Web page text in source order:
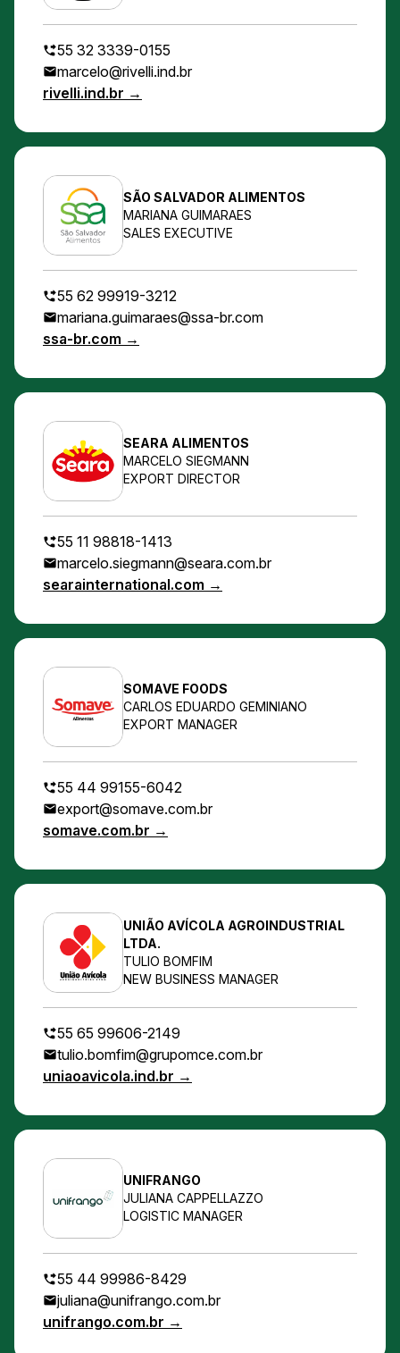
55 32 3339-0155
marcelo@rivelli.ind.br
rivelli.ind.br →
SÃO SALVADOR ALIMENTOS
MARIANA GUIMARAES
SALES EXECUTIVE
55 62 99919-3212
mariana.guimaraes@ssa-br.com
ssa-br.com →
SEARA ALIMENTOS
MARCELO SIEGMANN
EXPORT DIRECTOR
55 11 98818-1413
marcelo.siegmann@seara.com.br
searainternational.com →
SOMAVE FOODS
CARLOS EDUARDO GEMINIANO
EXPORT MANAGER
55 44 99155-6042
export@somave.com.br
somave.com.br →
UNIÃO AVÍCOLA AGROINDUSTRIAL
LTDA.
TULIO BOMFIM
NEW BUSINESS MANAGER
55 65 99606-2149
tulio.bomfim@grupomce.com.br
uniaoavicola.ind.br →
UNIFRANGO
JULIANA CAPPELLAZZO
LOGISTIC MANAGER
55 44 99986-8429
juliana@unifrango.com.br
unifrango.com.br →